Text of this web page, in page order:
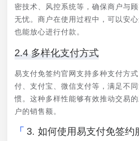
密技术、风控系统等，确保商户与
无忧。商户在使用过程中，可以安
也能放心进行付款。
2.4 多样化支付方式
易支付免签约官网支持多种支付方
付、支付宝、微信支付等，满足不
惯。这种多样性能够有效推动交易
户的销售额。
3. 如何使用易支付免签约